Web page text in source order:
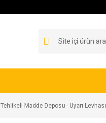
Tehlikeli Madde Deposu - Uyarı Levhası